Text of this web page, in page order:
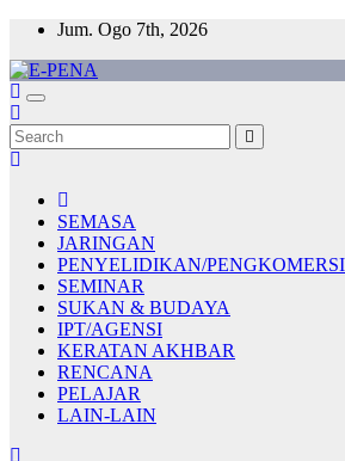
Skip
content
Jum. Ogo 7th, 2026
E-PENA
Berita Digital Terkini
SEMASA
JARINGAN
PENYELIDIKAN/
SEMINAR
SUKAN & BUDAYA
IPT/AGENSI
KERATAN AKHBAR
RENCANA
PELAJAR
LAIN-LAIN